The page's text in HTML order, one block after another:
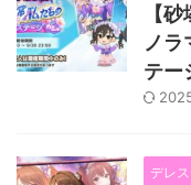
【
ノ
テー
デレ